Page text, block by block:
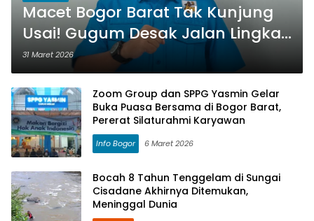
Macet Bogor Barat Tak Kunjung
Usai! Gugum Desak Jalan Lingkar
Leuwiliang–Rancabungur Segera
Dikebut
31 Maret 2026
Zoom Group dan SPPG Yasmin Gelar
Buka Puasa Bersama di Bogor Barat,
Pererat Silaturahmi Karyawan
Info Bogor 6 Maret 2026
Bocah 8 Tahun Tenggelam di Sungai
Cisadane Akhirnya Ditemukan,
Meninggal Dunia